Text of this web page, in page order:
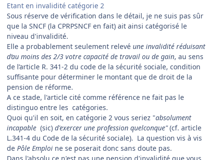
Etant en invalidité catégorie 2
Sous réserve de vérification dans le détail, je ne suis pas sûr
que la SNCF (la CPRPSNCF en fait) ait ainsi catégorisé le
niveau d'invalidité.
Elle a probablement seulement relevé une invalidité réduisant
d’au moins des 2/3 votre capacité de travail ou de gain, au sens
de l’article R. 341-2 du code de la sécurité sociale, condition
suffisante pour déterminer le montant que de droit de la
pension de réforme.
A ce stade, l'article cité comme référence ne fait pas le
distinguo entre les catégories.
Quoi qu'il en soit, en catégorie 2 vous seriez "absolument
incapable (sic) d'exercer une profession quelconque"(cf. article
L.341-4 du Code de la sécurité sociale). La question vis à vis
de Pôle Emploi ne se poserait donc sans doute pas.
Dans l'absolu ce n'est pas une pension d'invalidité que vous